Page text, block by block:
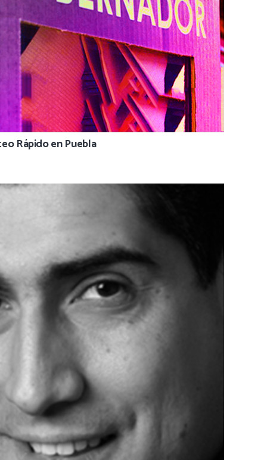
Rápido en Puebla